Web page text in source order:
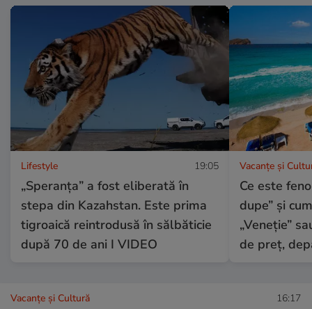
Lifestyle 19:05
„Speranța” a fost eliberată în
stepa din Kazahstan. Este prima
tigroaică reintrodusă în sălbăticie
după 70 de ani I VIDEO
Vacanțe și
Ce este
dupe” și
„Veneție”
de preț,
Vacanțe și Cultură 16:17